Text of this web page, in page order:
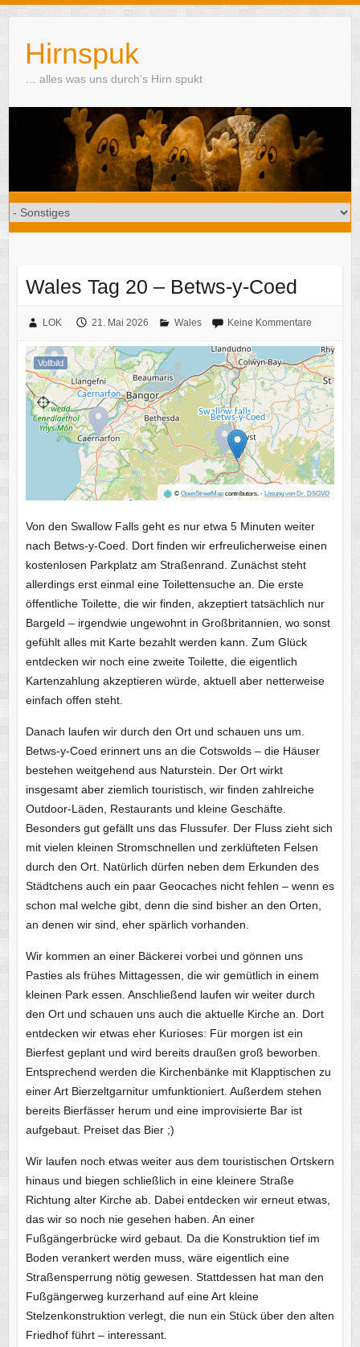
contentHirnspuk
… alles was uns durch's Hirn spukt
Wales Tag 20 – Betws-y-Coed
LOK 21. Mai 2026 Wales Keine Kommentare
© OpenStreetMap contributors. · Lösung von Dr. DSGVO
Vollbild
Von den Swallow Falls geht es nur etwa 5 Minuten weiter
nach Betws-y-Coed. Dort finden wir erfreulicherweise einen
kostenlosen Parkplatz am Straßenrand. Zunächst steht
allerdings erst einmal eine Toilettensuche an. Die erste
öffentliche Toilette, die wir finden, akzeptiert tatsächlich nur
Bargeld – irgendwie ungewohnt in Großbritannien, wo sonst
gefühlt alles mit Karte bezahlt werden kann. Zum Glück
entdecken wir noch eine zweite Toilette, die eigentlich
Kartenzahlung akzeptieren würde, aktuell aber netterweise
einfach offen steht.
Danach laufen wir durch den Ort und schauen uns um.
Betws-y-Coed erinnert uns an die Cotswolds – die Häuser
bestehen weitgehend aus Naturstein. Der Ort wirkt
insgesamt aber ziemlich touristisch, wir finden zahlreiche
Outdoor-Läden, Restaurants und kleine Geschäfte.
Besonders gut gefällt uns das Flussufer. Der Fluss zieht sich
mit vielen kleinen Stromschnellen und zerklüfteten Felsen
durch den Ort. Natürlich dürfen neben dem Erkunden des
Städtchens auch ein paar Geocaches nicht fehlen – wenn es
schon mal welche gibt, denn die sind bisher an den Orten,
an denen wir sind, eher spärlich vorhanden.
Wir kommen an einer Bäckerei vorbei und gönnen uns
Pasties als frühes Mittagessen, die wir gemütlich in einem
kleinen Park essen. Anschließend laufen wir weiter durch
den Ort und schauen uns auch die aktuelle Kirche an. Dort
entdecken wir etwas eher Kurioses: Für morgen ist ein
Bierfest geplant und wird bereits draußen groß beworben.
Entsprechend werden die Kirchenbänke mit Klapptischen zu
einer Art Bierzeltgarnitur umfunktioniert. Außerdem stehen
bereits Bierfässer herum und eine improvisierte Bar ist
aufgebaut. Preiset das Bier ;)
Wir laufen noch etwas weiter aus dem touristischen Ortskern
hinaus und biegen schließlich in eine kleinere Straße
Richtung alter Kirche ab. Dabei entdecken wir erneut etwas,
das wir so noch nie gesehen haben. An einer
Fußgängerbrücke wird gebaut. Da die Konstruktion tief im
Boden verankert werden muss, wäre eigentlich eine
Straßensperrung nötig gewesen. Stattdessen hat man den
Fußgängerweg kurzerhand auf eine Art kleine
Stelzenkonstruktion verlegt, die nun ein Stück über den alten
Friedhof führt – interessant.